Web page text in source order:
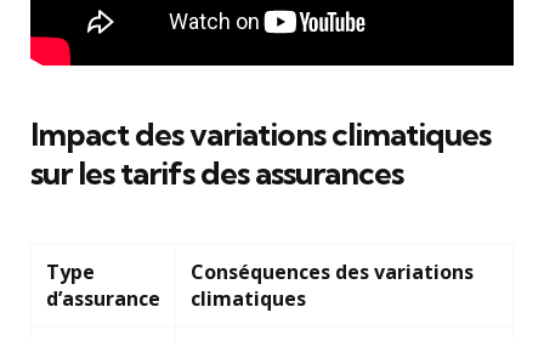
Impact des variations climatiques
sur les tarifs des assurances
Type
d’assurance
Conséquences des variations
climatiques